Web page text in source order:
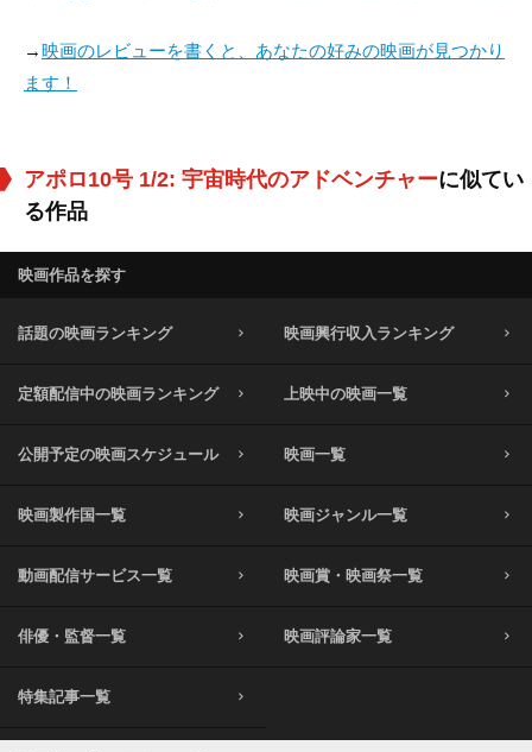
→映画のレビューを書くと、あなたの好みの映画が見つかり
ます！
アポロ10号 1/2: 宇宙時代のアドベンチャーに似てい
る作品
映画作品を探す
話題の映画ランキング 映画興行収入ランキング
定額配信中の映画ランキング 上映中の映画一覧
公開予定の映画スケジュール 映画一覧
映画製作国一覧 映画ジャンル一覧
動画配信サービス一覧 映画賞・映画祭一覧
俳優・監督一覧 映画評論家一覧
特集記事一覧